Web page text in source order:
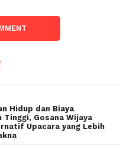
Hidup dan Biaya
Tinggi, Gosana Wijaya
Upacara yang Lebih